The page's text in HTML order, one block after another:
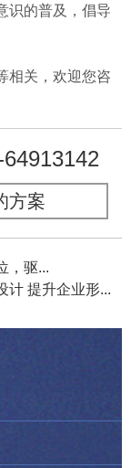
识的普及，倡导
关，欢迎您咨
方案
，驱...
计 提升企业形...